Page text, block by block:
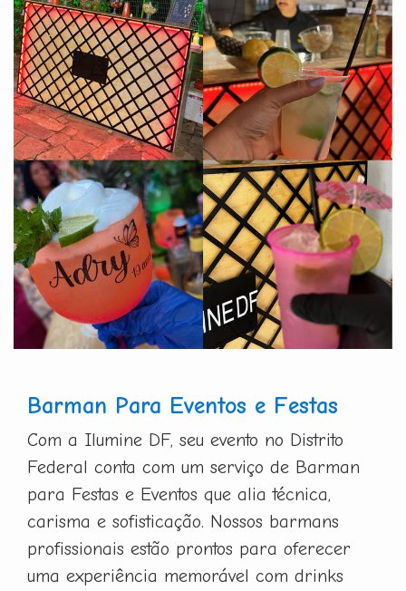
Barman Para Eventos e Festas
Com a Ilumine DF, seu evento no Distrito
Federal conta com um serviço de Barman
para Festas e Eventos que alia técnica,
carisma e sofisticação. Nossos barmans
profissionais estão prontos para oferecer
uma experiência memorável com drinks